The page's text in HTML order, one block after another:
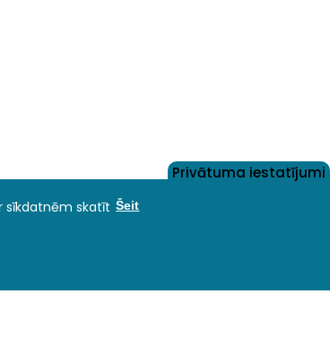
Privātuma iestatījumi
sīkdatnēm skatīt Šeit